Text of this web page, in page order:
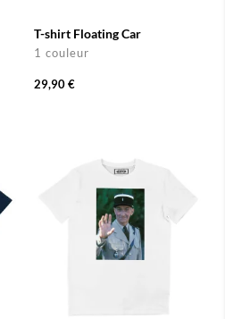
T-shirt Floating Car
1 couleur
29,90 €